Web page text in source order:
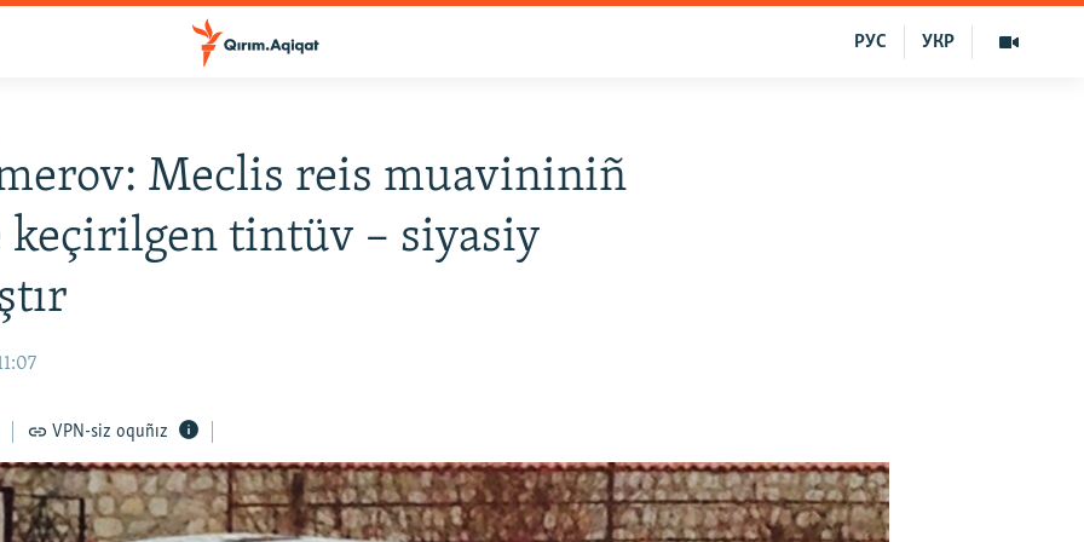
УКР
РУС
Meclis reis muavininiñ
keçirilgen tintüv – siyasiy
VPN-siz oquñız